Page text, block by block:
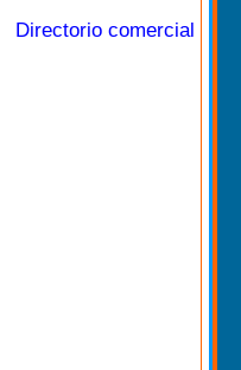
Directorio comercial